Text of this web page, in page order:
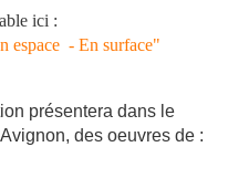
ici :
espace - En surface"
présentera dans le
Avignon, des oeuvres de :